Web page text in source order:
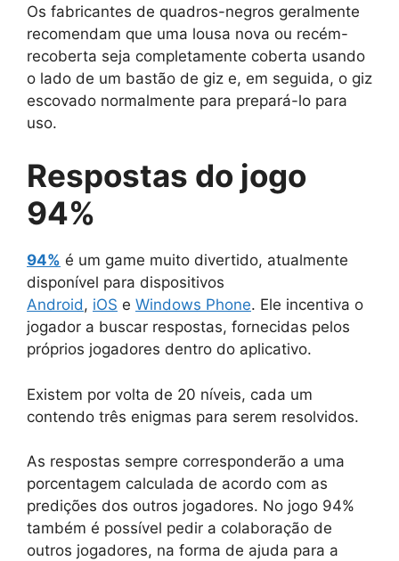
Os fabricantes de quadros-negros geralmente
recomendam que uma lousa nova ou recém-
recoberta seja completamente coberta usando
o lado de um bastão de giz e, em seguida, o giz
escovado normalmente para prepará-lo para
uso.
Respostas do jogo
94%
94% é um game muito divertido, atualmente
disponível para dispositivos
Android, iOS e Windows Phone. Ele incentiva o
jogador a buscar respostas, fornecidas pelos
próprios jogadores dentro do aplicativo.
Existem por volta de 20 níveis, cada um
contendo três enigmas para serem resolvidos.
As respostas sempre corresponderão a uma
porcentagem calculada de acordo com as
predições dos outros jogadores. No jogo 94%
também é possível pedir a colaboração de
outros jogadores, na forma de ajuda para a